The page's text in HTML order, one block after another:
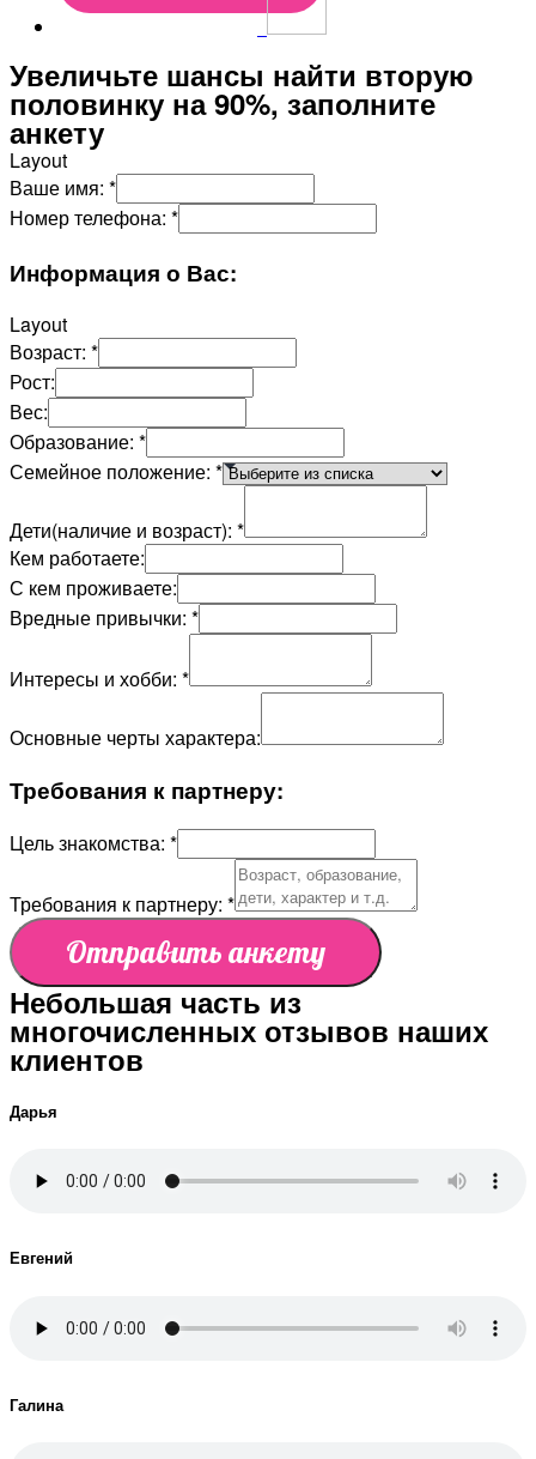
Увеличьте шансы найти вторую
половинку на 90%, заполните
анкету
Layout
Ваше имя: *
Номер телефона: *
Информация о Вас:
Layout
Возраст: *
Рост:
Вес:
Образование: *
Семейное положение: *
Дети(наличие и возраст): *
Кем работаете:
С кем проживаете:
Вредные привычки: *
Интересы и хобби: *
Основные черты характера:
Требования к партнеру:
Цель знакомства: *
Требования к партнеру: *
Отправить анкету
Небольшая часть из
многочисленных отзывов наших
клиентов
Дарья
Евгений
Галина